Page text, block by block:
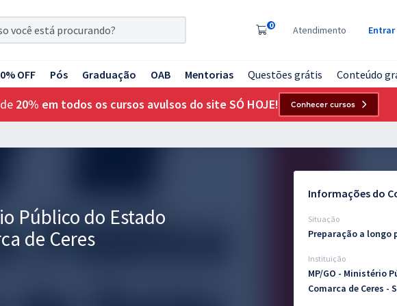
0 Atendimento Entrar
OFF Pós Graduação OAB Mentorias Questões grátis Conteúdo
20% em todos os cursos avulsos do site SÓ HOJE! Conhecer cursos
Público do Estado
de Ceres
Informações do
Situação
Preparação a longo
Instituição
MP/GO - Ministério
Comarca de Ceres -